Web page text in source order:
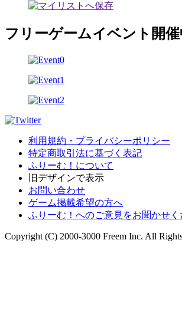
フリーゲームイベント開催
利用規約・プライバシーポリシー
特定商取引法に基づく表記
ふりーむ！について
旧デザインで表示
お問い合わせ
ゲーム掲載希望の方へ
ふりーむ！へのご意見をお聞かせく
Copyright (C) 2000-3000 Freem Inc. All